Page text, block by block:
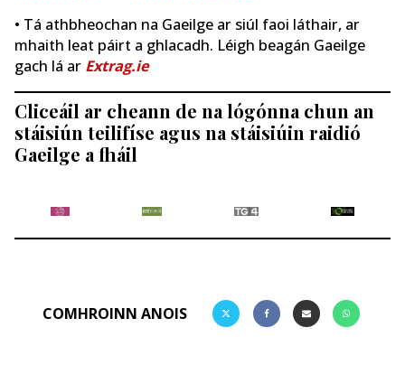
• Tá athbheochan na Gaeilge ar siúl faoi láthair, ar
mhaith leat páirt a ghlacadh. Léigh beagán Gaeilge
gach lá ar Extrag.ie
Cliceáil ar cheann de na lógónna chun an
stáisiún teilifíse agus na stáisiúin raidió
Gaeilge a fháil
COMHROINN ANOIS